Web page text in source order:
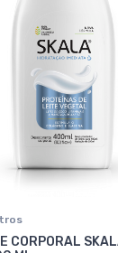
CORPORAL